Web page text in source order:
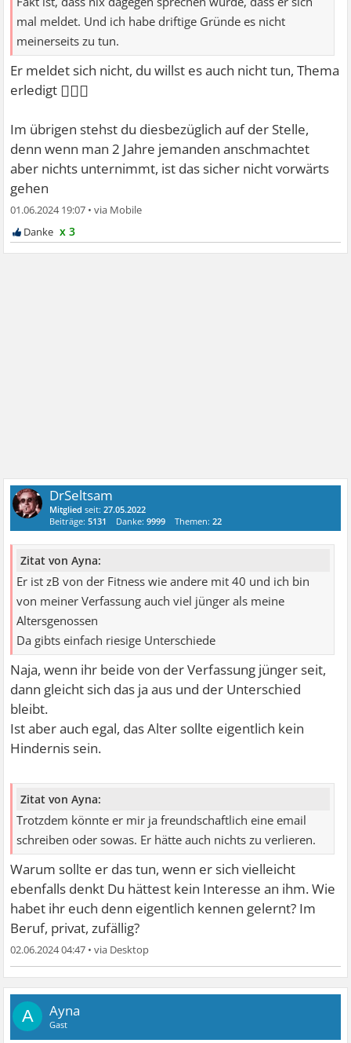
mal meldet. Und ich habe driftige Gründe es nicht
meinerseits zu tun.
Er meldet sich nicht, du willst es auch nicht tun, Thema
erledigt 🤷🏻‍♀
Im übrigen stehst du diesbezüglich auf der Stelle,
denn wenn man 2 Jahre jemanden anschmachtet
aber nichts unternimmt, ist das sicher nicht vorwärts
gehen
01.06.2024 19:07 •
x 3
DrSeltsam
Mitglied seit:27.05.2022
Beiträge:5131 Danke:9999 Themen:22
Zitat von Ayna:
Er ist zB von der Fitness wie andere mit 40 und ich bin
von meiner Verfassung auch viel jünger als meine
Altersgenossen
Da gibts einfach riesige Unterschiede
Naja, wenn ihr beide von der Verfassung jünger seit,
dann gleicht sich das ja aus und der Unterschied
bleibt.
Ist aber auch egal, das Alter sollte eigentlich kein
Hindernis sein.
Zitat von Ayna:
Trotzdem könnte er mir ja freundschaftlich eine email
schreiben oder sowas. Er hätte auch nichts zu verlieren.
Warum sollte er das tun, wenn er sich vielleicht
ebenfalls denkt Du hättest kein Interesse an ihm. Wie
habet ihr euch denn eigentlich kennen gelernt? Im
Beruf, privat, zufällig?
02.06.2024 04:47 •
A Ayna
Gast